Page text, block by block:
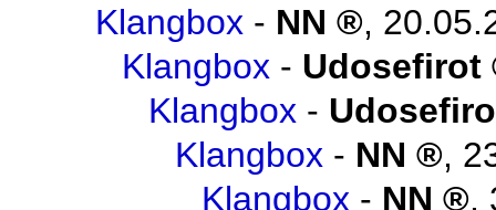
Klangbox - NN ,
Klangbox - Udosefirot
Klangbox -
Klangbox - NN ,
Klangbox - NN ,